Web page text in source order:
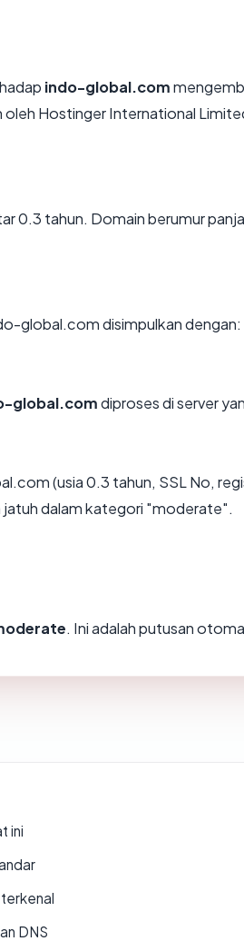
indo-global.com
oleh Hostinger International
0.3 tahun. Domain berumur
global.com disimpulkan dengan:
global.comdiproses di server
(usia 0.3 tahun, SSL No,
jatuh dalam kategori "moderate".
. Ini adalah putusan
ini
DNS